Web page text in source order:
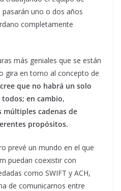
uno o dos años
completamente
más geniales que se están
gira en torno al concepto de
que no habrá un solo
en cambio,
múltiples cadenas de
propósitos.
prevé un mundo en el que
puedan coexistir con
como SWIFT y ACH,
de comunicarnos entre